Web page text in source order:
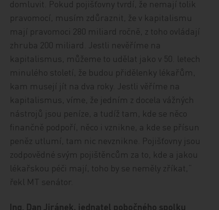
domluvit. Pokud pojišťovny tvrdí, že nemají tolik
pravomocí, musím zdůraznit, že v kapitalismu
mají pravomoci 280 miliard ročně, z toho ovládají
zhruba 200 miliard. Jestli nevěříme na
kapitalismus, můžeme to udělat jako v 50. letech
minulého století, že budou přidělenky lékařům,
kam musejí jít na dva roky. Jestli věříme na
kapitalismus, víme, že jedním z docela vážných
nástrojů jsou peníze, a tudíž tam, kde se něco
finančně podpoří, něco i vznikne, a kde se přísun
peněz utlumí, tam nic nevznikne. Pojišťovny jsou
zodpovědné svým pojištěncům za to, kde a jakou
lékařskou péči mají, toho by se neměly zříkat,“
řekl MT senátor.
Ing. Dan Jiránek, jednatel pobočného spolku